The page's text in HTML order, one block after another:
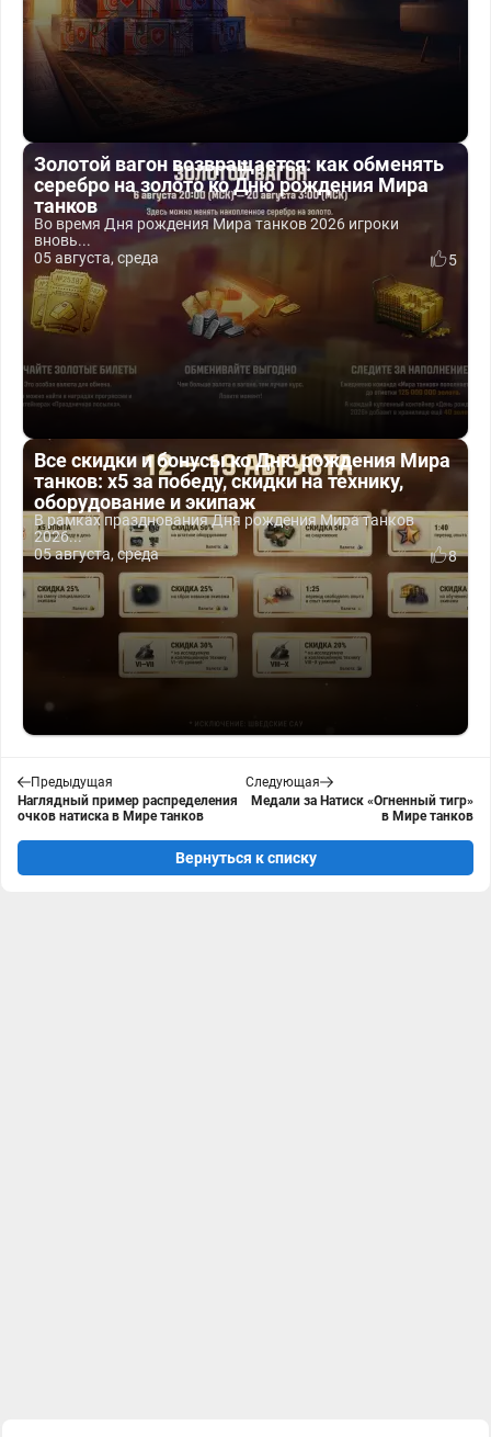
Золотой вагон возвращается: как обменять
серебро на золото ко Дню рождения Мира
танков
Во время Дня рождения Мира танков 2026 игроки
вновь...
05 августа, среда
5
Все скидки и бонусы ко Дню рождения Мира
танков: x5 за победу, скидки на технику,
оборудование и экипаж
В рамках празднования Дня рождения Мира танков
2026...
05 августа, среда
8
Предыдущая
Наглядный пример распределения
очков натиска в Мире танков
Следующая
Медали за Натиск «Огненный тигр»
в Мире танков
Вернуться к списку